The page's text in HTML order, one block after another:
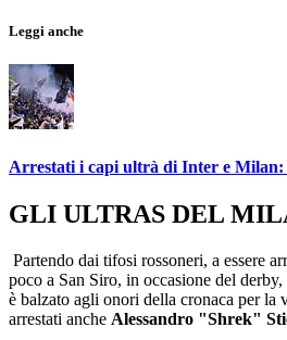
Leggi anche
Arrestati i capi ultrà di Inter e Milan:
GLI ULTRAS DEL
Partendo dai tifosi rossoneri, a essere
poco a San Siro, in occasione del
è balzato agli onori della cronaca per
arrestati anche Alessandro "Shrek"